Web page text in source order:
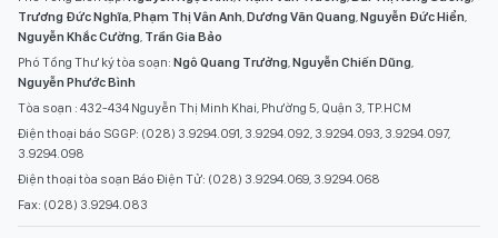
Trương Đức Nghĩa,Phạm Thị Vân Anh,Dương Văn Quang,Nguyễn Đức Hiển,
Nguyễn Khắc Cường, Trần Gia Bảo
Phó Tổng Thư ký tòa soạn: Ngô Quang Trưởng,Nguyễn Chiến Dũng,
Nguyễn Phước Bình
Tòa soạn : 432-434 Nguyễn Thị Minh Khai, Phường 5, Quận 3, TP.HCM
Điện thoại báo SGGP: (028) 3.9294.091, 3.9294.092, 3.9294.093, 3.9294.097,
3.9294.098
Điện thoại tòa soạn Báo Điện Tử: (028) 3.9294.069, 3.9294.068
Fax: (028) 3.9294.083